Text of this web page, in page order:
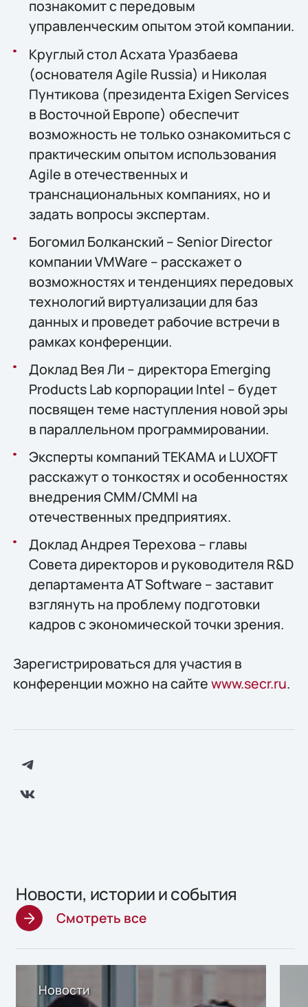
познакомит с передовым
управленческим опытом этой компании.
Круглый стол Асхата Уразбаева
(основателя Agile Russia) и Николая
Пунтикова (президента Exigen Services
в Восточной Европе) обеспечит
возможность не только ознакомиться с
практическим опытом использования
Agile в отечественных и
транснациональных компаниях, но и
задать вопросы экспертам.
Богомил Болканский – Senior Director
компании VMWare – расскажет о
возможностях и тенденциях передовых
технологий виртуализации для баз
данных и проведет рабочие встречи в
рамках конференции.
Доклад Вея Ли – директора Emerging
Products Lab корпорации Intel – будет
посвящен теме наступления новой эры
в параллельном программировании.
Эксперты компаний ТЕКАМА и LUXOFT
расскажут о тонкостях и особенностях
внедрения CMM/CMMI на
отечественных предприятиях.
Доклад Андрея Терехова – главы
Совета директоров и руководителя R&D
департамента AT Software – заставит
взглянуть на проблему подготовки
кадров с экономической точки зрения.
Зарегистрироваться для участия в
конференции можно на сайтеwww.secr.ru.
Новости, истории и события
Смотреть все
Новости